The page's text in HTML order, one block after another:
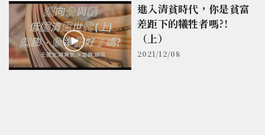
進入清貧時代，你是貧富
差距下的犧牲者嗎?!
（上）
2021/12/08